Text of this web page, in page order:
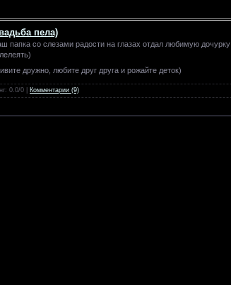
пела)
папка со слезами радости на глазах отдал любимую дочурку
дружно, любите друг друга и рожайте деток)
0.0/0 | Комментарии (9)